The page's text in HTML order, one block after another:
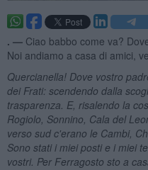
. — Ciao babbo come va?
Noi andiamo a casa di amici,
Quercianella! Dove vostro
dei Frati: scendendo dalla
trasparenza. E, risalendo la
Rogiolo, Sonnino, Cala del
verso sud c'erano le Cambi,
Sono stati i miei posti e i miei
vostri. Per Ferragosto sto a